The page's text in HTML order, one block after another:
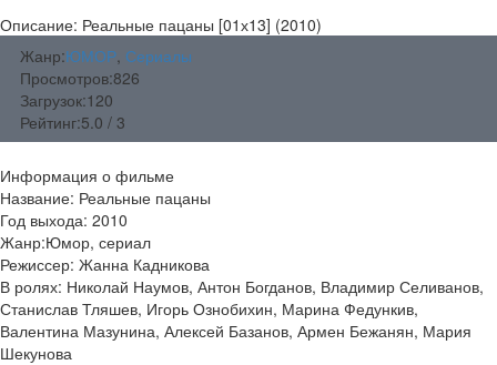
Описание: Реальные пацаны [01х13] (2010)
Жанр:ЮМОР, Сериалы
Просмотров:826
Загрузок:120
Рейтинг:5.0 / 3
Информация о фильме
Название: Реальные пацаны
Год выхода: 2010
Жанр:Юмор, сериал
Режиссер: Жанна Кадникова
В ролях: Николай Наумов, Антон Богданов, Владимир Селиванов,
Станислав Тляшев, Игорь Ознобихин, Марина Федункив,
Валентина Мазунина, Алексей Базанов, Армен Бежанян, Мария
Шекунова